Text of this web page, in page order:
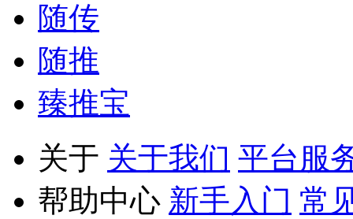
随传
随推
臻推宝
关于 关于我们 平台服
帮助中心 新手入门 常